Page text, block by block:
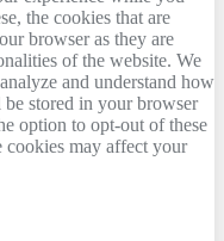
the cookies that are
browser as they are
of the website. We
and understand how
stored in your browser
option to opt-out of these
cookies may affect your